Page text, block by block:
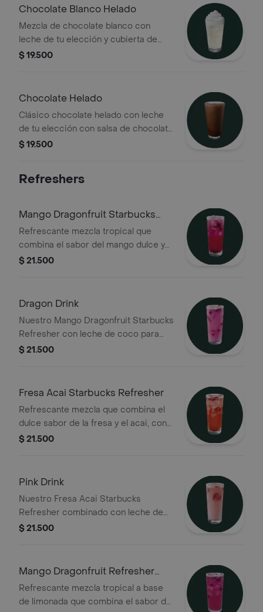
Chocolate Blanco Helado
Mezcla de chocolate blanco con
leche de tu elección y cubierta de
crema batida
$ 19.500
Chocolate Helado
Clásico chocolate helado con leche
de tu elección con salsa de chocolate
y vainilla
$ 19.500
Refreshers
Mango Dragonfruit Starbucks
Refresher
Refrescante mezcla tropical que
combina el sabor del mango dulce y
el exótico dragonfruit, con extracto
$ 21.500
Dragon Drink
Nuestro Mango Dragonfruit Starbucks
Refresher con leche de coco para
una sensación cremosa y refrescante
$ 21.500
Fresa Acai Starbucks Refresher
Refrescante mezcla que combina el
dulce sabor de la fresa y el acai, con
extracto de café verde y terminada
$ 21.500
Pink Drink
Nuestro Fresa Acai Starbucks
Refresher combinado con leche de
coco para una sensación cremosa y
$ 21.500
Mango Dragonfruit Refresher
con limonada
Refrescante mezcla tropical a base
de limonada que combina el sabor del